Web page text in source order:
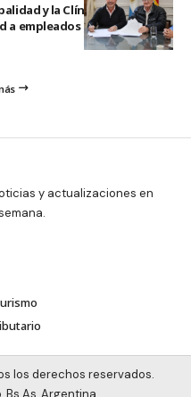
y la Clínica Pergamino
a empleados municipales
y actualizaciones en
los derechos reservados.
Bs As, Argentina.